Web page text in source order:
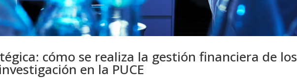
cómo se realiza la gestión financiera de los
en la PUCE